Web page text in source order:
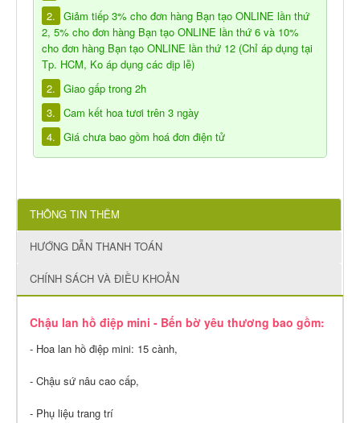
2. Giảm tiếp 3% cho đơn hàng Bạn tạo ONLINE lần thứ
2, 5% cho đơn hàng Bạn tạo ONLINE lần thứ 6 và 10%
cho đơn hàng Bạn tạo ONLINE lần thứ 12 (Chỉ áp dụng tại
Tp. HCM, Ko áp dụng các dịp lễ)
2. Giao gấp trong 2h
3. Cam kết hoa tươi trên 3 ngày
4. Giá chưa bao gồm hoá đơn điện tử
THÔNG TIN THÊM
HƯỚNG DẪN THANH TOÁN
CHÍNH SÁCH VÀ ĐIỀU KHOẢN
Chậu lan hồ điệp mini - Bến bờ yêu thương bao gồm:
- Hoa lan hồ điệp mini: 15 cành,
- Chậu sứ nâu cao cấp,
- Phụ liệu trang trí